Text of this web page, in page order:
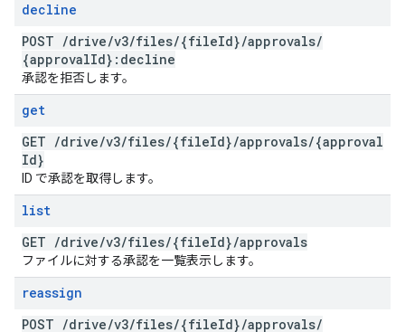
decline
POST /drive/v3/files/{fileId}/approvals/
{approvalId}:decline
承認を拒否します。
get
GET /drive/v3/files/{fileId}/approvals/{approval
Id}
ID で承認を取得します。
list
GET /drive/v3/files/{fileId}/approvals
ファイルに対する承認を一覧表示します。
reassign
POST /drive/v3/files/{fileId}/approvals/